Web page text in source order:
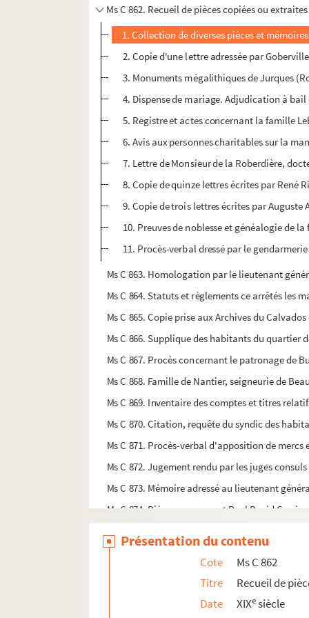
Ms C 862. Recueil de pièces copiées ou
1. Collection de diverses pièces et
2. Copie d'une lettre adressée par
3. Monuments mégalithiques de Jurques
4. Dispense de mariage. Adjudication à
5. Registre et actes concernant la famille
6. Avis aux personnes charitables sur la
7. Lettre de Monsieur de la Roberdière,
8. Copie de quinze lettres écrites par René
9. Copie de trois lettres écrites par Auguste
10. Preuves de noblesse et généalogie de
11. Procès-verbal dressé par le
Ms C 863. Homologation par le lieutenant
Ms C 864. Statuts et règlements ce arrêtés les
Ms C 865. Copie prise aux Archives du
Ms C 866. Supplique des habitants du quartier
Ms C 867. Procès concernant le patronage de
Ms C 868. Famille de Nantier, seigneurie de
Ms C 869. Inventaire des comptes et titres
Ms C 870. Citation, requête du syndic des
Ms C 871. Procès-verbal d'apposition de
Ms C 872. Jugement rendu par les juges
Ms C 873. Mémoire adressé au lieutenant
Ms C 874. Pièces concernant Paul David
Ms C 876. Sermon pour le rétablissement du
Présentation du contenu
Cote
Ms C 862
Titre
Recueil de
Date
XIXesiècle